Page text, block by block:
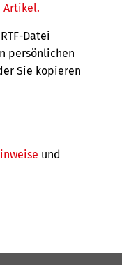
Artikel.
Datei
persönlichen
Sie kopieren
und